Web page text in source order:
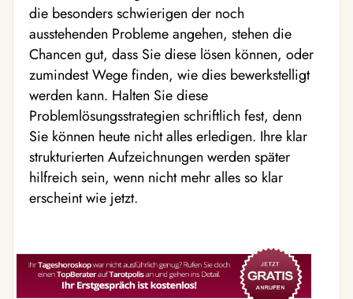
die besonders schwierigen der noch
ausstehenden Probleme angehen, stehen die
Chancen gut, dass Sie diese lösen können, oder
zumindest Wege finden, wie dies bewerkstelligt
werden kann. Halten Sie diese
Problemlösungsstrategien schriftlich fest, denn
Sie können heute nicht alles erledigen. Ihre klar
strukturierten Aufzeichnungen werden später
hilfreich sein, wenn nicht mehr alles so klar
erscheint wie jetzt.